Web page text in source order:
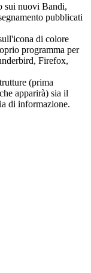
sui nuovi Bandi,
pubblicati
di colore
programma per
Firefox,
(prima
apparirà) sia il
di informazione.